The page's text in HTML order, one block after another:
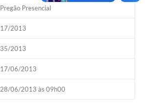
Pregão Presencial
17/2013
35/2013
17/06/2013
28/06/2013 às 09h00